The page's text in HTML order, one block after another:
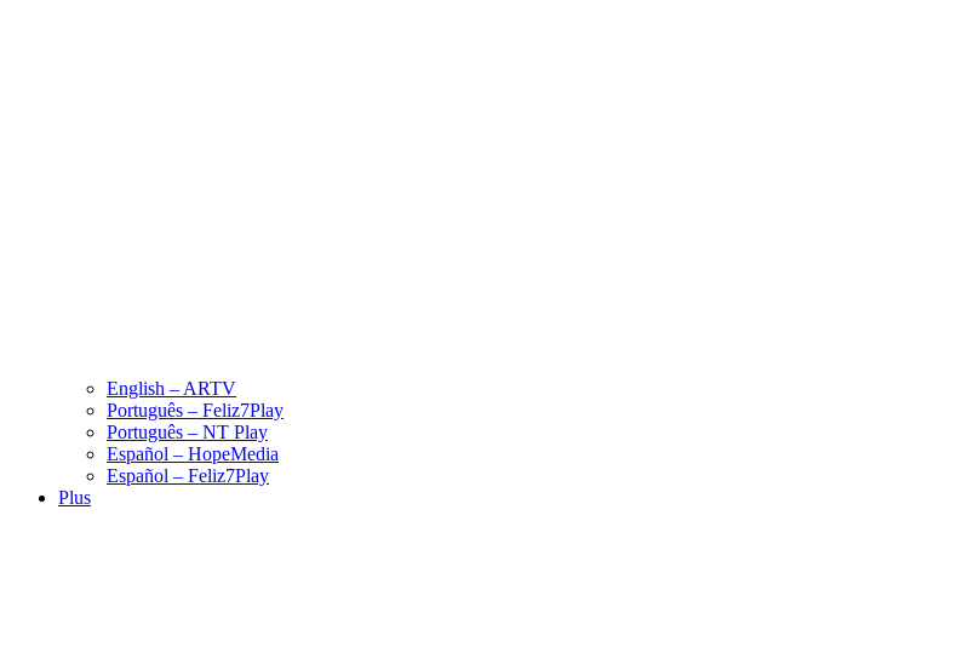
English – ARTV
Português – Feliz7Play
Português – NT Play
Español – HopeMedia
Español – Feliz7Play
Plus